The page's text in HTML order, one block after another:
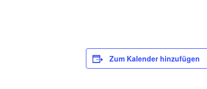
Zum Kalender hinzufügen